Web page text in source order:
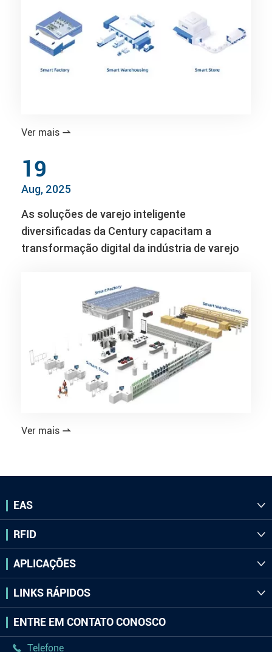
Ver mais 
19
Aug, 2025
As soluções de varejo inteligente
diversificadas da Century capacitam a
transformação digital da indústria de varejo
Ver mais 
EAS 
RFID 
APLICAÇÕES 
LINKS RÁPIDOS 
ENTRE EM CONTATO CONOSCO
 Telefone